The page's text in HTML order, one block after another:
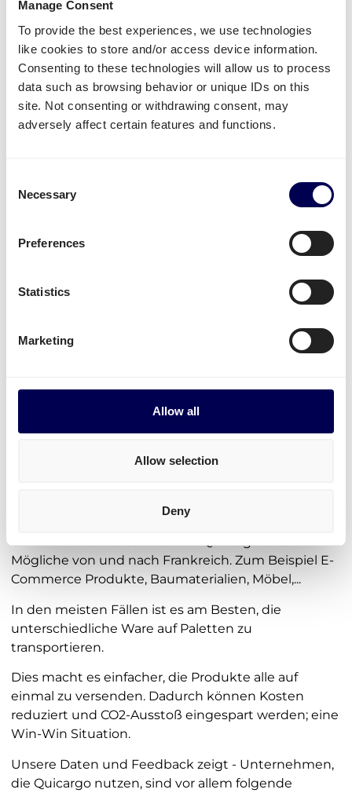
Manage Consent
To provide the best experiences, we use technologies
like cookies to store and/or access device information.
Consenting to these technologies will allow us to process
data such as browsing behavior or unique IDs on this
site. Not consenting or withdrawing consent, may
adversely affect certain features and functions.
Selection
Necessary
Preferences
Statistics
Marketing
Allow all
Allow selection
Deny
Palettenversand von der Niederlande nach
Frankreich
Palettenversand von Belgien nach Frankreich
Palettenversand von Deutschland nach Frankreich
*Besuchen Sie diese Seiten, um mehr über die
jeweilige Versanddauer und verfügbaren Services zu
folgende Strecken direkt für Sie verfügbar:
versenden
verfügbar.
• On-demand transportieren • 100% Online
Welche Art von Unternehmen nutzt
Mögliche von und nach Frankreich. Zum Beispiel E-
Commerce Produkte, Baumaterialien, Möbel,...
In den meisten Fällen ist es am Besten, die
unterschiedliche Ware auf Paletten zu
transportieren.
Dies macht es einfacher, die Produkte alle auf
einmal zu versenden. Dadurch können Kosten
reduziert und CO2-Ausstoß eingespart werden; eine
Win-Win Situation.
Unsere Daten und Feedback zeigt - Unternehmen,
die Quicargo nutzen, sind vor allem folgende